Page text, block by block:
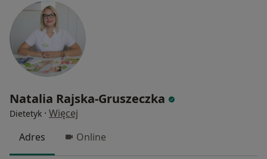
Natalia Rajska-Gruszeczka
Dietetyk · Więcej
Adres
Online